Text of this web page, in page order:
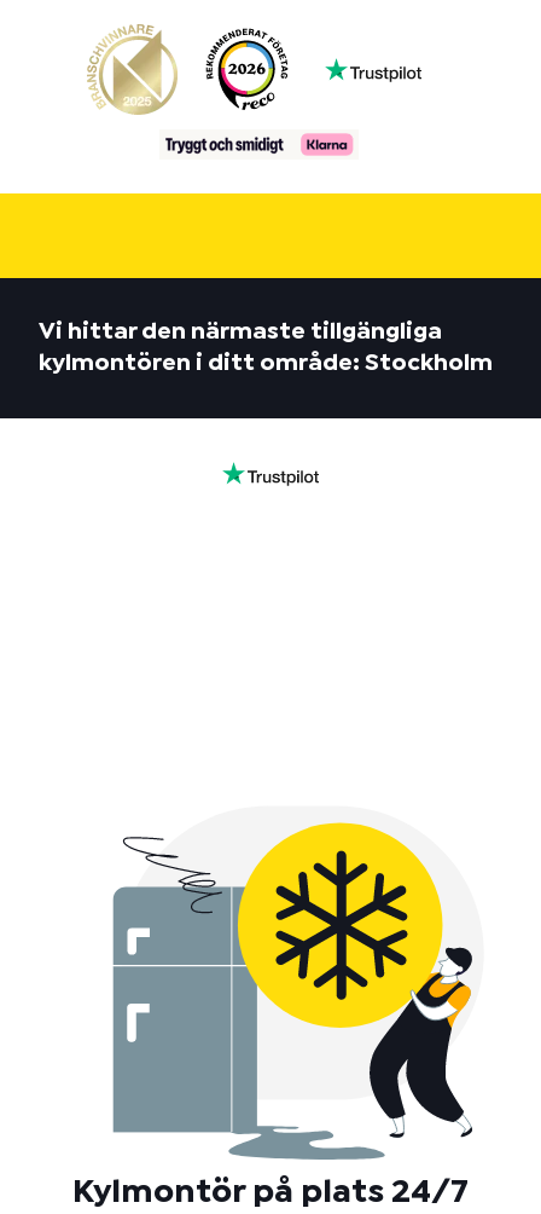
Vi hittar den närmaste tillgängliga
kylmontören i ditt område: Stockholm
Kylmontör på plats 24/7